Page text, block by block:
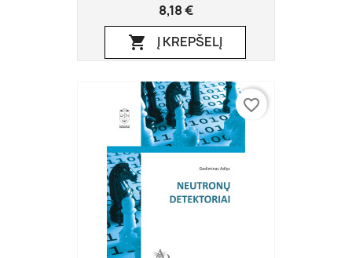
8,18 €
 Į KREPŠELĮ
favorite_border